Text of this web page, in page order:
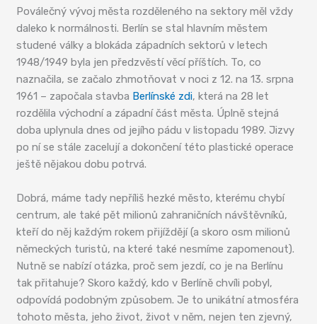
Poválečný vývoj města rozděleného na sektory měl vždy
daleko k normálnosti. Berlín se stal hlavním městem
studené války a blokáda západních sektorů v letech
1948/1949 byla jen předzvěstí věcí příštích. To, co
naznačila, se začalo zhmotňovat v noci z 12. na 13. srpna
1961 – započala stavba Berlínské zdi, která na 28 let
rozdělila východní a západní část města. Úplně stejná
doba uplynula dnes od jejího pádu v listopadu 1989. Jizvy
po ní se stále zacelují a dokončení této plastické operace
ještě nějakou dobu potrvá.
Dobrá, máme tady nepříliš hezké město, kterému chybí
centrum, ale také pět milionů zahraničních návštěvníků,
kteří do něj každým rokem přijíždějí (a skoro osm milionů
německých turistů, na které také nesmíme zapomenout).
Nutně se nabízí otázka, proč sem jezdí, co je na Berlínu
tak přitahuje? Skoro každý, kdo v Berlíně chvíli pobyl,
odpovídá podobným způsobem. Je to unikátní atmosféra
tohoto města, jeho život, život v něm, nejen ten zjevný,